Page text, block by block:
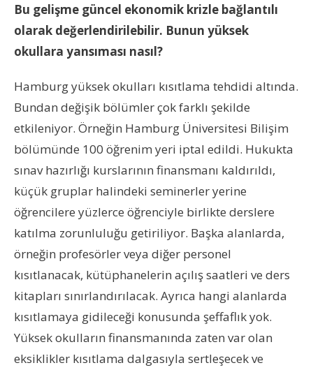
Bu gelişme güncel ekonomik krizle bağlantılı
olarak değerlendirilebilir. Bunun yüksek
okullara yansıması nasıl?
Hamburg yüksek okulları kısıtlama tehdidi altında.
Bundan değişik bölümler çok farklı şekilde
etkileniyor. Örneğin Hamburg Üniversitesi Bilişim
bölümünde 100 öğrenim yeri iptal edildi. Hukukta
sınav hazırlığı kurslarının finansmanı kaldırıldı,
küçük gruplar halindeki seminerler yerine
öğrencilere yüzlerce öğrenciyle birlikte derslere
katılma zorunluluğu getiriliyor. Başka alanlarda,
örneğin profesörler veya diğer personel
kısıtlanacak, kütüphanelerin açılış saatleri ve ders
kitapları sınırlandırılacak. Ayrıca hangi alanlarda
kısıtlamaya gidileceği konusunda şeffaflık yok.
Yüksek okulların finansmanında zaten var olan
eksiklikler kısıtlama dalgasıyla sertleşecek ve